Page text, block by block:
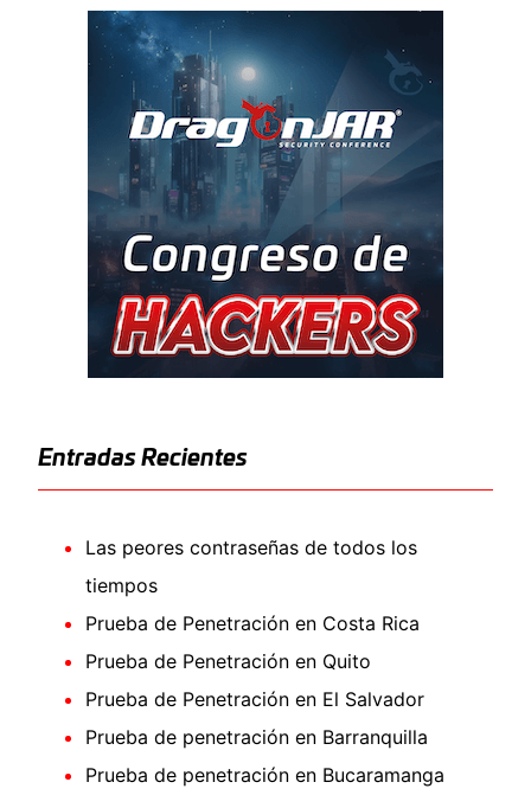
Entradas Recientes
Las peores contraseñas de todos los
tiempos
Prueba de Penetración en Costa Rica
Prueba de Penetración en Quito
Prueba de Penetración en El Salvador
Prueba de penetración en Barranquilla
Prueba de penetración en Bucaramanga